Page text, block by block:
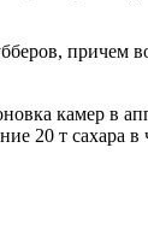
причем
камер в
20 т сахара в